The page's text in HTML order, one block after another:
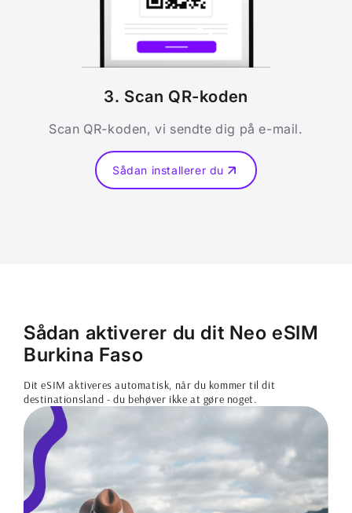
3. Scan QR-koden
Scan QR-koden, vi sendte dig på e-mail.
Sådan installerer du
Sådan aktiverer du dit Neo eSIM
Burkina Faso
Dit eSIM aktiveres automatisk, når du kommer til dit
destinationsland - du behøver ikke at gøre noget.